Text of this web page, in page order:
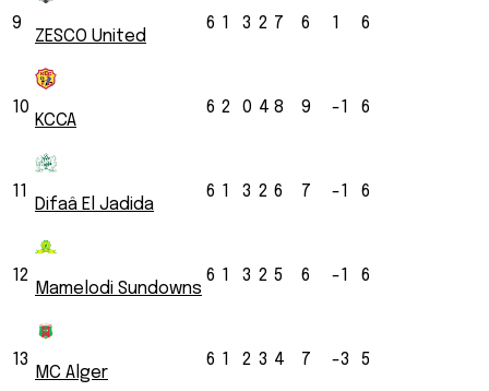
9
ZESCO United
6 1 3 2 7 6 1 6
10
KCCA
6 2 0 4 8 9 -1 6
11
Difaâ El Jadida
6 1 3 2 6 7 -1 6
12
Mamelodi Sundowns
6 1 3 2 5 6 -1 6
13
MC Alger
6 1 2 3 4 7 -3 5